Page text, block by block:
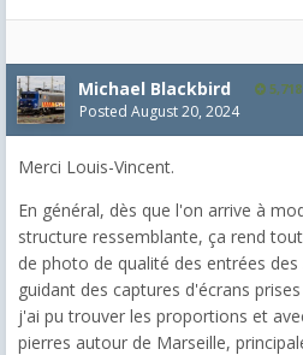
Michael Blackbird 5,718
Posted August 20, 2024
Merci Louis-Vincent.
En général, dès que l'on arrive à
structure ressemblante, ça rend
de photo de qualité des entrées
guidant des captures d'écrans
j'ai pu trouver les proportions et
pierres autour de Marseille,